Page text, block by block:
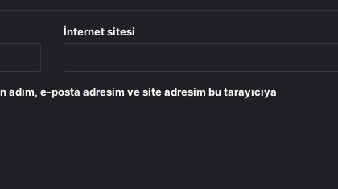
İnternet sitesi
adım, e-posta adresim ve site adresim bu tarayıcıya